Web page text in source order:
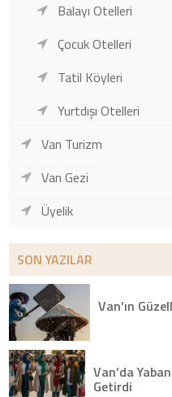
Balayı Otelleri
Çocuk Otelleri
Tatil Köyleri
Yurtdışı Otelleri
Van Turizm
Van Gezi
Üyelik
SON YAZILAR
Van’ın
Van’da
Getirdi